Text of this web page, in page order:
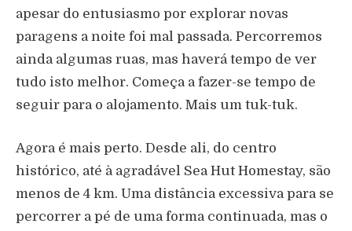
apesar do entusiasmo por explorar novas
paragens a noite foi mal passada. Percorremos
ainda algumas ruas, mas haverá tempo de ver
tudo isto melhor. Começa a fazer-se tempo de
seguir para o alojamento. Mais um tuk-tuk.
Agora é mais perto. Desde ali, do centro
histórico, até à agradável Sea Hut Homestay, são
menos de 4 km. Uma distância excessiva para se
percorrer a pé de uma forma continuada, mas o